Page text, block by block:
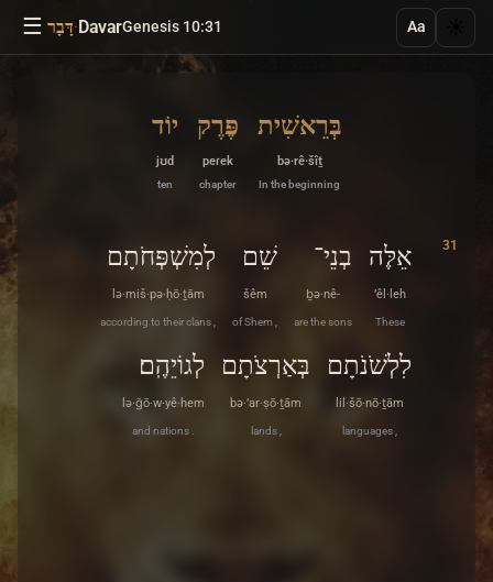
☰ דָּבָר·DavarGenesis 10:31 Aa
בְּרֵאשִׁית
bə·rê·šîṯ
In the beginning
פֶּרֶק
peɾek
chapter
יוֹד
jʊd
ten
31 אֵלֶּה
’êl·leh
These
בְנֵי־
ḇə·nê-
are the sons
שֵׁם
šêm
of Shem ,
לְמִשְׁפְּחֹתָם
lə·miš·pə·ḥō·ṯām
according to their clans ,
לִלְשֹׁנֹתָם
lil·šō·nō·ṯām
languages ,
בְּאַרְצֹתָם
bə·’ar·ṣō·ṯām
lands ,
לְגוֹיֵהֶֽם׃
lə·ḡō·w·yê·hem
and nations .